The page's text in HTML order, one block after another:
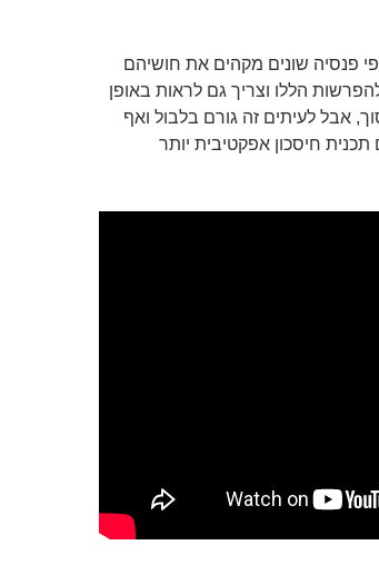
פנסיה שונים מקהים את חושיהם
הללו וצריך גם לראות באופן
אבל לעיתים זה גורם בלבול ואף
חיסכון אפקטיבית יותר